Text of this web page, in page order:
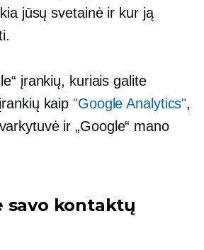
jūsų svetainė ir kur ją
įrankių, kuriais galite
kaip"Google Analytics",
ir „Google“ mano
savo kontaktų